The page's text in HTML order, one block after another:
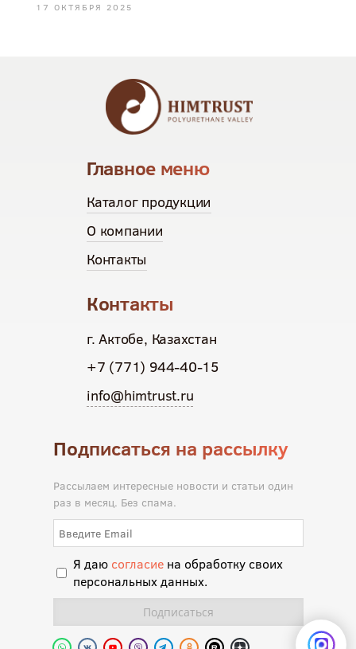
17 ОКТЯБРЯ 2025
Главное меню
Каталог продукции
О компании
Контакты
Контакты
г. Актобе, Казахстан
+7 (771) 944-40-15
info@himtrust.ru
Подписаться на рассылку
Рассылаем интересные новости и статьи один
раз в месяц. Без спама.
Я даю согласиена обработку своих
персональных данных.